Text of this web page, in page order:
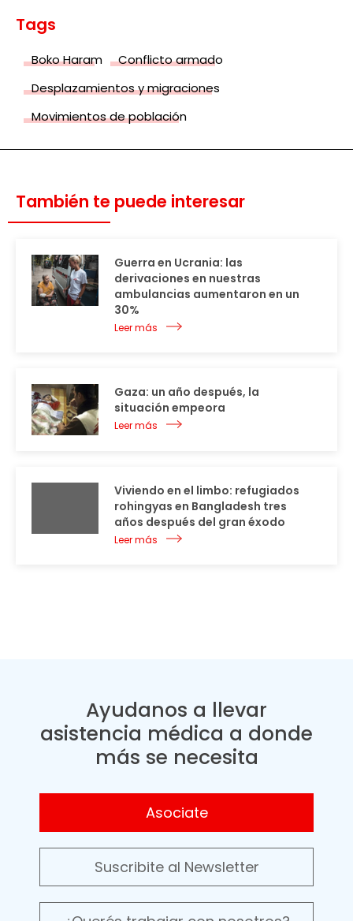
Tags
Boko Haram
Conflicto armado
Desplazamientos y migraciones
Movimientos de población
También te puede interesar
Guerra en Ucrania: las
derivaciones en nuestras
ambulancias aumentaron en un
30%
Leer más
Gaza: un año después, la
situación empeora
Leer más
Viviendo en el limbo: refugiados
rohingyas en Bangladesh tres
años después del gran éxodo
Leer más
Ayudanos a llevar
asistencia médica a donde
más se necesita
Asociate
Suscribite al Newsletter